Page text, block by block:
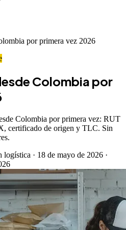
por primera vez 2026
Colombia por
Colombia por primera vez: RUT
certificado de origen y TLC. Sin
logística · 18 de mayo de 2026 ·